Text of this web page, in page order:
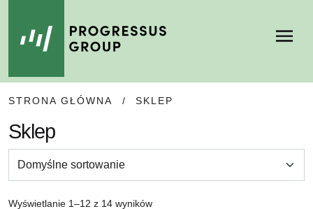
TO
NAVIGATION
TO
CONTENT
STRONA GŁÓWNA / SKLEP
Sklep
Wyświetlanie 1–12 z 14 wyników